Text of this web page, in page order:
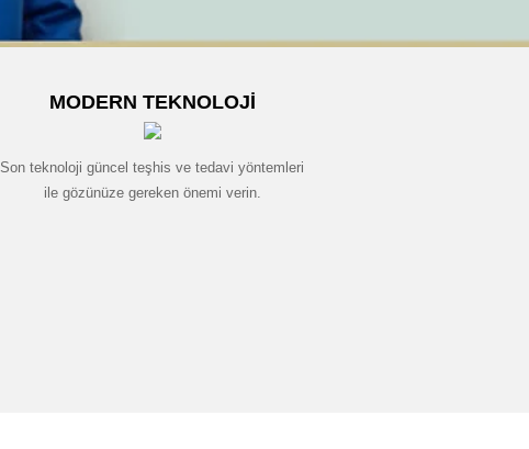
MODERN TEKNOLOJI
Son teknoloji güncel teşhis ve tedavi yöntemleri
ile gözünüze gereken önemi verin.